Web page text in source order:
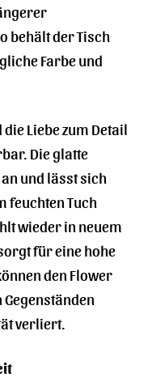
behält der Tisch
Farbe und
Liebe zum Detail
Die glatte
und lässt sich
feuchten Tuch
wieder in neuem
für eine hohe
den Flower
verliert.